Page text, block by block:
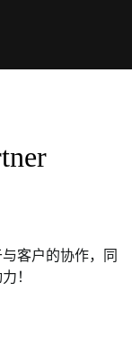
客户的协作，同
！